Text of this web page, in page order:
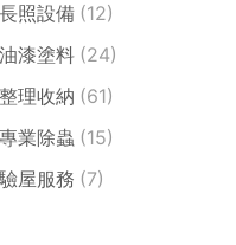
長照設備 (12)
油漆塗料 (24)
整理收納 (61)
專業除蟲 (15)
驗屋服務 (7)